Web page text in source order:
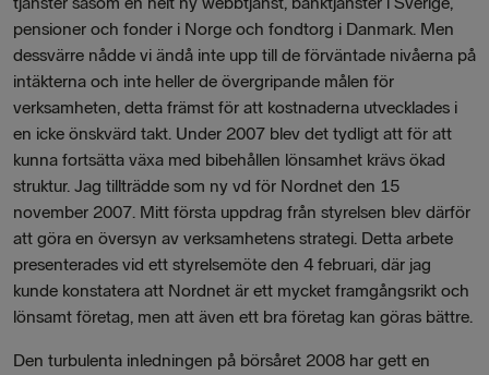
pensioner och fonder i Norge och fondtorg i Danmark. Men
dessvärre nådde vi ändå inte upp till de förväntade nivåerna på
intäkterna och inte heller de övergripande målen för
verksamheten, detta främst för att kostnaderna utvecklades i
en icke önskvärd takt. Under 2007 blev det tydligt att för att
kunna fortsätta växa med bibehållen lönsamhet krävs ökad
struktur. Jag tillträdde som ny vd för Nordnet den 15
november 2007. Mitt första uppdrag från styrelsen blev därför
att göra en översyn av verksamhetens strategi. Detta arbete
presenterades vid ett styrelsemöte den 4 februari, där jag
kunde konstatera att Nordnet är ett mycket framgångsrikt och
lönsamt företag, men att även ett bra företag kan göras bättre.
Den turbulenta inledningen på börsåret 2008 har gett en